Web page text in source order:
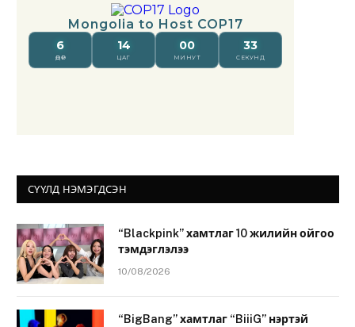
СҮҮЛД НЭМЭГДСЭН
“Blackpink” хамтлаг 10 жилийн ойгоо
тэмдэглэлээ
10/08/2026
“BigBang” хамтлаг “BiiiG” нэртэй